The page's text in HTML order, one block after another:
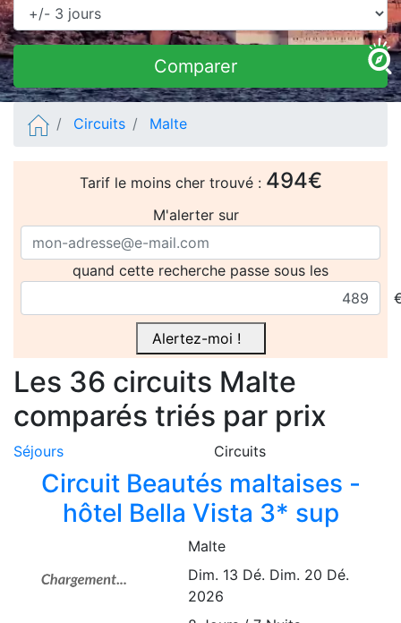
Comparer
Circuits Malte
Tarif le moins cher trouvé : 494€
M'alerter sur
quand cette recherche passe sous les
Alertez-moi !
Les 36 circuits Malte
comparés triés par prix
Séjours Circuits
Circuit Beautés maltaises -
hôtel Bella Vista 3* sup
Malte
Dim. 13 Dé. Dim. 20 Dé.
2026